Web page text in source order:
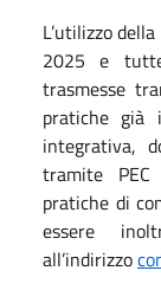
L’utilizzo
2025 e
trasmesse
pratiche già
integrativa,
tramite
pratiche di
essere
all’indirizzo